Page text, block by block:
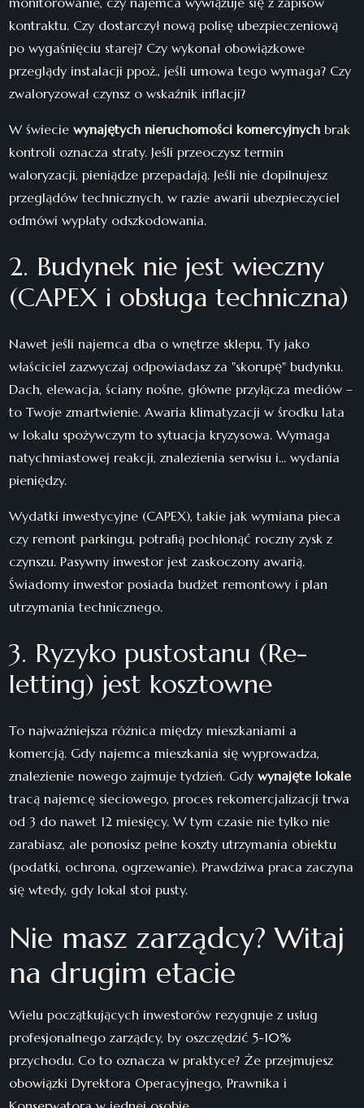
kontraktu. Czy dostarczył nową polisę ubezpieczeniową
po wygaśnięciu starej? Czy wykonał obowiązkowe
przeglądy instalacji ppoż., jeśli umowa tego wymaga? Czy
zwaloryzował czynsz o wskaźnik inflacji?
W świeciewynajętych nieruchomości komercyjnych brak
kontroli oznacza straty. Jeśli przeoczysz termin
waloryzacji, pieniądze przepadają. Jeśli nie dopilnujesz
przeglądów technicznych, w razie awarii ubezpieczyciel
odmówi wypłaty odszkodowania.
2. Budynek nie jest wieczny
(CAPEX i obsługa techniczna)
Nawet jeśli najemca dba o wnętrze sklepu, Ty jako
właściciel zazwyczaj odpowiadasz za "skorupę" budynku.
Dach, elewacja, ściany nośne, główne przyłącza mediów –
to Twoje zmartwienie. Awaria klimatyzacji w środku lata
w lokalu spożywczym to sytuacja kryzysowa. Wymaga
natychmiastowej reakcji, znalezienia serwisu i... wydania
pieniędzy.
Wydatki inwestycyjne (CAPEX), takie jak wymiana pieca
czy remont parkingu, potrafią pochłonąć roczny zysk z
czynszu. Pasywny inwestor jest zaskoczony awarią.
Świadomy inwestor posiada budżet remontowy i plan
utrzymania technicznego.
3. Ryzyko pustostanu (Re-
letting) jest kosztowne
To najważniejsza różnica między mieszkaniami a
komercją. Gdy najemca mieszkania się wyprowadza,
znalezienie nowego zajmuje tydzień. Gdywynajęte lokale
tracą najemcę sieciowego, proces rekomercjalizacji trwa
od 3 do nawet 12 miesięcy. W tym czasie nie tylko nie
zarabiasz, ale ponosisz pełne koszty utrzymania obiektu
(podatki, ochrona, ogrzewanie). Prawdziwa praca zaczyna
się wtedy, gdy lokal stoi pusty.
Nie masz zarządcy? Witaj
na drugim etacie
Wielu początkujących inwestorów rezygnuje z usług
profesjonalnego zarządcy, by oszczędzić 5-10%
przychodu. Co to oznacza w praktyce? Że przejmujesz
obowiązki Dyrektora Operacyjnego, Prawnika i